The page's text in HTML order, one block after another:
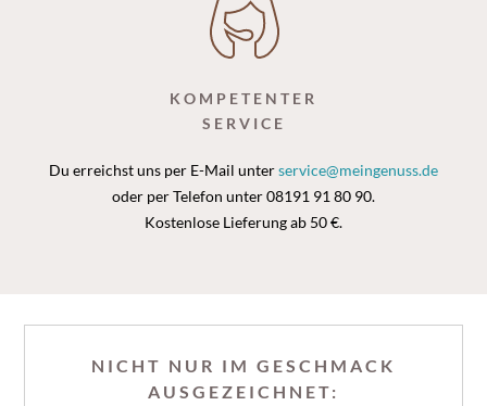
KOMPETENTER
SERVICE
Du erreichst uns per E-Mail unterservice@meingenuss.de
oder per Telefon unter 08191 91 80 90.
Kostenlose Lieferung ab 50 €.
NICHT NUR IM GESCHMACK
AUSGEZEICHNET: